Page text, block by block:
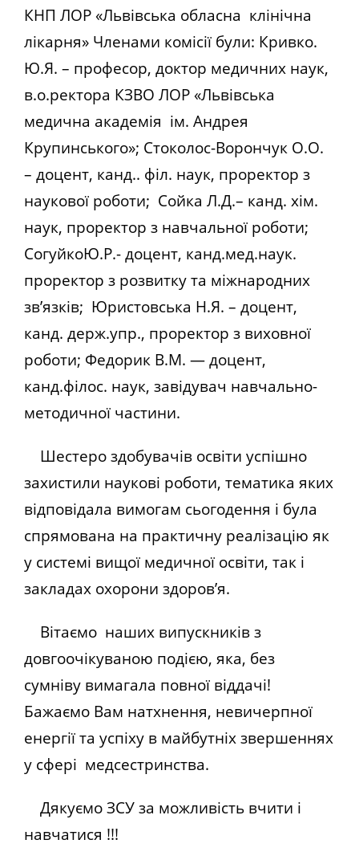
КНП ЛОР «Львівська обласна клінічна
лікарня» Членами комісії були: Кривко.
Ю.Я. – професор, доктор медичних наук,
в.о.ректора КЗВО ЛОР «Львівська
медична академія ім. Андрея
Крупинського»; Стоколос-Ворончук О.О.
– доцент, канд.. філ. наук, проректор з
наукової роботи; Сойка Л.Д.– канд. хім.
наук, проректор з навчальної роботи;
СогуйкоЮ.Р.- доцент, канд.мед.наук.
проректор з розвитку та міжнародних
зв’язків; Юристовська Н.Я. – доцент,
канд. держ.упр., проректор з виховної
роботи; Федорик В.М. — доцент,
канд.філос. наук, завідувач навчально-
методичної частини.
Шестеро здобувачів освіти успішно
захистили наукові роботи, тематика яких
відповідала вимогам сьогодення і була
спрямована на практичну реалізацію як
у системі вищої медичної освіти, так і
закладах охорони здоров’я.
Вітаємо наших випускників з
довгоочікуваною подією, яка, без
сумніву вимагала повної віддачі!
Бажаємо Вам натхнення, невичерпної
енергії та успіху в майбутніх звершеннях
у сфері медсестринства.
Дякуємо ЗСУ за можливість вчити і
навчатися !!!